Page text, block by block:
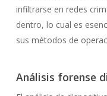
infiltrarse en redes
dentro, lo cual es
sus métodos de
Análisis forense